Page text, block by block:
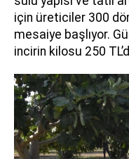
için üreticiler 300
mesaiye başlıyor.
incirin kilosu 250